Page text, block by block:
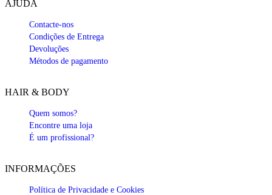
AJUDA
Contacte-nos
Condições de Entrega
Devoluções
Métodos de pagamento
HAIR & BODY
Quem somos?
Encontre uma loja
É um profissional?
INFORMAÇÕES
Política de Privacidade e Cookies